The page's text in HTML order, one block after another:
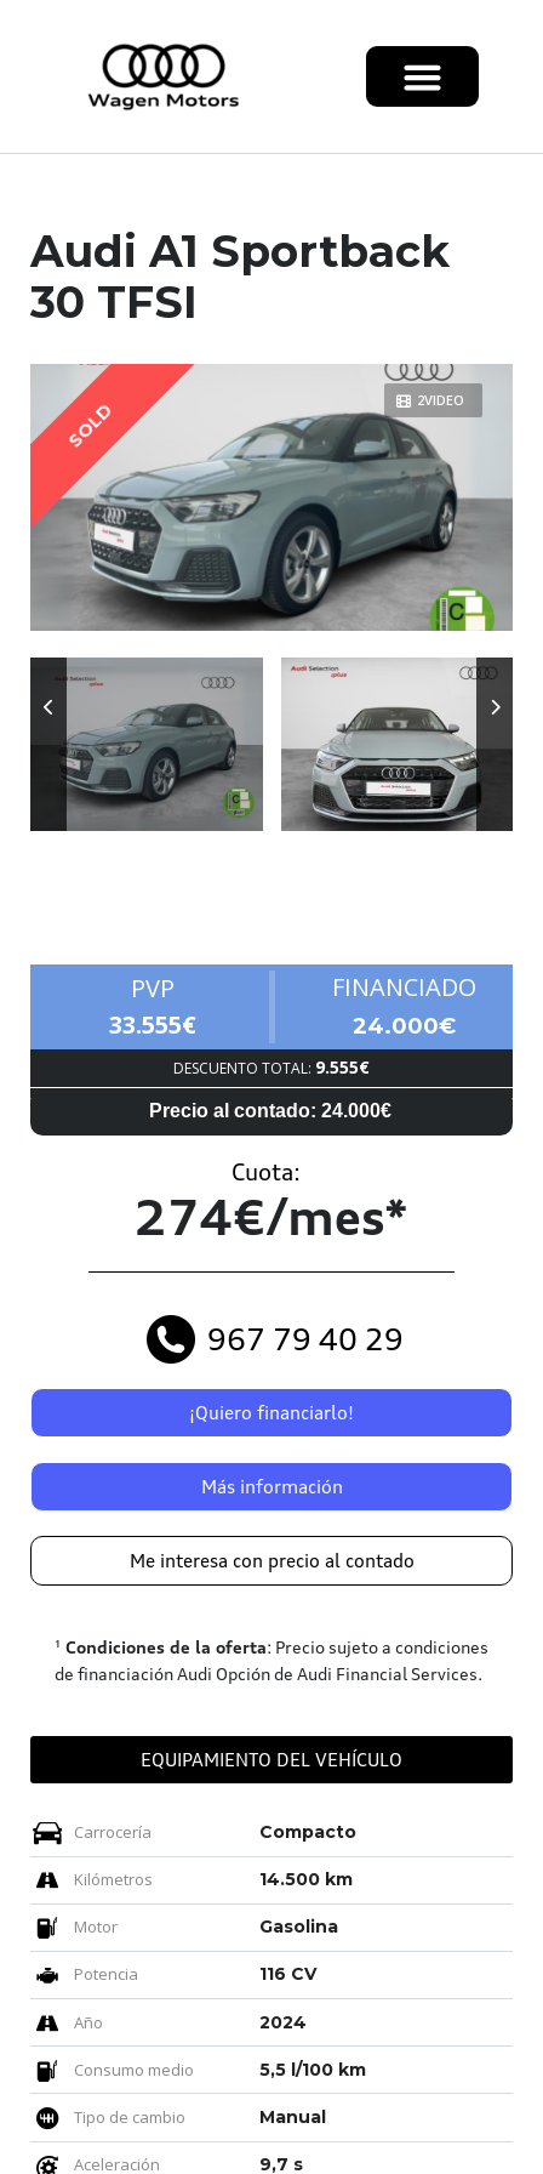
Audi A1 Sportback
30 TFSI
2VIDEO
SOLD
PVP
33.555€
FINANCIADO
24.000€
DESCUENTO TOTAL: 9.555€
Precio al contado: 24.000€
Cuota:
274€/mes*
967 79 40 29
¡Quiero financiarlo!
Más información
Me interesa con precio al contado
¹ Condiciones de la oferta: Precio sujeto a condiciones
de financiación Audi Opción de Audi Financial Services.
EQUIPAMIENTO DEL VEHÍCULO
Carrocería Compacto
Kilómetros 14.500 km
Motor Gasolina
Potencia 116 CV
Año 2024
Consumo medio 5,5 l/100 km
Tipo de cambio Manual
Aceleración 9,7 s